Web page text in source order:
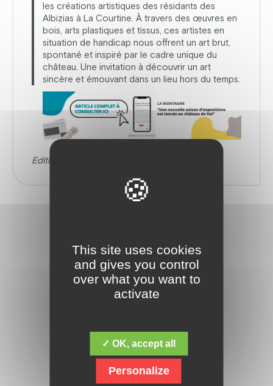
les créations artistiques des résidants des
Albizias à La Courtine. À travers des œuvres en
bois, arts plastiques et tissus, ces artistes en
situation de handicap nous offrent un art brut,
spontané et inspiré par le cadre unique du
château. Une invitation à découvrir un art
sincère et émouvant dans un lieu hors du temps.
Edition
en situation de handicap mental,
psychique, polyhandicap, et avec des
elle ne s’arrête pas là, et œuvre
This site uses cookies
and gives you control
over what you want to
activate
✓ OK, accept all
Personalize